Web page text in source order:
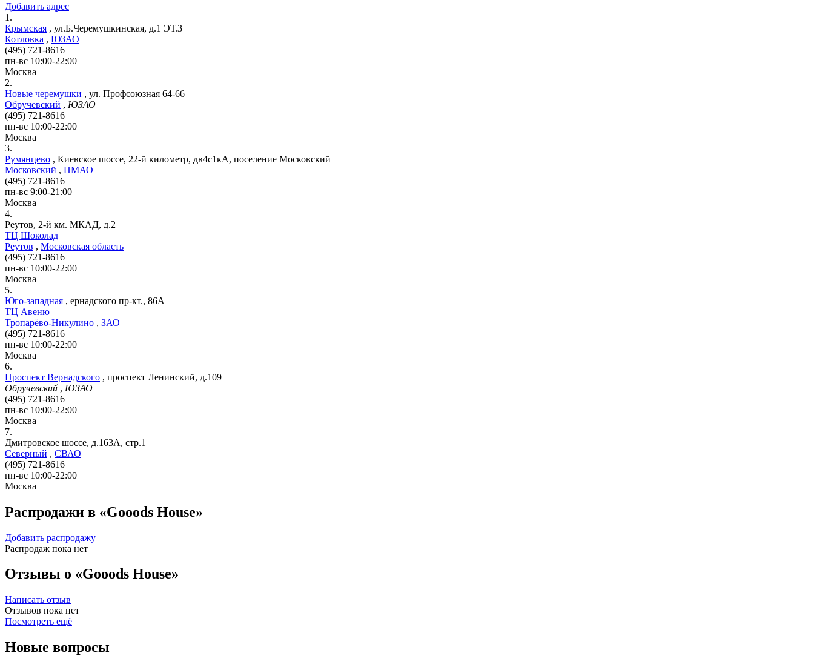
Добавить адрес
1.
Крымская , ул.Б.Черемушкинская, д.1 ЭТ.3
Котловка , ЮЗАО
(495) 721-8616
пн-вс 10:00-22:00
Москва
2.
Новые черемушки , ул. Профсоюзная 64-66
Обручевский , ЮЗАО
(495) 721-8616
пн-вс 10:00-22:00
Москва
3.
Румянцево , Киевское шоссе, 22-й километр, дв4с1кА, поселение Московский
Московский , НМАО
(495) 721-8616
пн-вс 9:00-21:00
Москва
4.
Реутов, 2-й км. МКАД, д.2
ТЦ Шоколад
Реутов , Московская область
(495) 721-8616
пн-вс 10:00-22:00
Москва
5.
Юго-западная , ернадского пр-кт., 86А
ТЦ Авеню
Тропарёво-Никулино , ЗАО
(495) 721-8616
пн-вс 10:00-22:00
Москва
6.
Проспект Вернадского , проспект Ленинский, д.109
Обручевский , ЮЗАО
(495) 721-8616
пн-вс 10:00-22:00
Москва
7.
Дмитровское шоссе, д.163А, стр.1
Северный , СВАО
(495) 721-8616
пн-вс 10:00-22:00
Москва
Распродажи в «Gooods House»
Добавить распродажу
Распродаж пока нет
Отзывы о «Gooods House»
Написать отзыв
Отзывов пока нет
Посмотреть ещё
Новые вопросы